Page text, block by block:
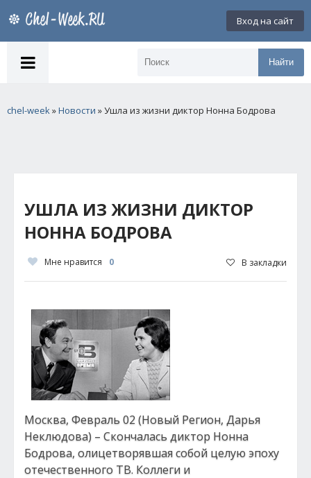
Вход на сайт
Найти
chel-week»Новости » Ушла из жизни диктор Нонна Бодрова
УШЛА ИЗ ЖИЗНИ ДИКТОР
НОННА БОДРОВА
Мне нравится 0 В закладки
Москва, Февраль 02 (Новый Регион, Дарья
Неклюдова) – Скончалась диктор Нонна
Бодрова, олицетворявшая собой целую эпоху
отечественного ТВ. Коллеги и